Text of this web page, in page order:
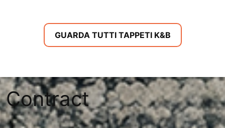
GUARDA TUTTI TAPPETI K&B
Contract